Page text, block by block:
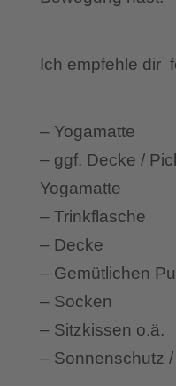
Ich empfehle dir
– Yogamatte
– ggf. Decke /
Yogamatte
– Trinkflasche
– Decke
– Gemütlichen
– Socken
– Sitzkissen o.ä.
– Sonnenschutz